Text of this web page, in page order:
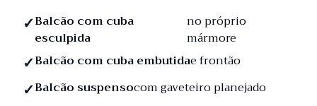
Balcão com cuba
esculpida
no próprio
mármore
Balcão com cuba embutidae frontão
Balcão suspensocom gaveteiro planejado